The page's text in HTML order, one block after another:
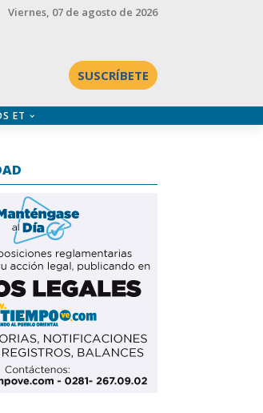
Viernes, 07 de agosto de 2026
SUSCRÍBETE
ET